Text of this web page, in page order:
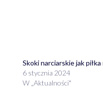
Skoki narciarskie jak piłka
6 stycznia 2024
W „Aktualności"